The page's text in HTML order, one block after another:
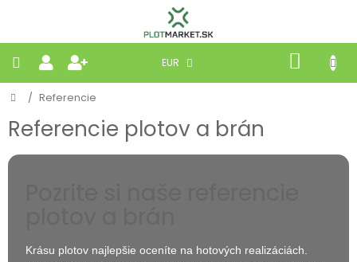
EUR
KOŠÍK
PLETIVÁ
Domov
/ Referencie
Referencie plotov a brán
Krásu plotov najlepšie oceníte na hotových realizáciách.